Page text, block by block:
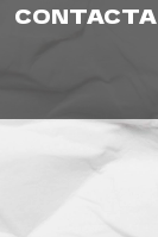
CONTACTA